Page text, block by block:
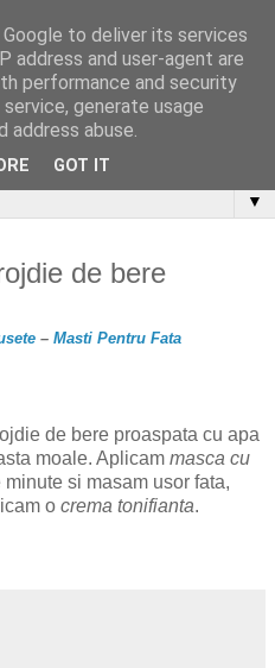
▼
de bere
– Masti Pentru Fata
de bere proaspata cu apa
moale. Aplicam masca cu
si masam usor fata,
o crema tonifianta.
to deliver its services
address and user-agent are
performance and security
generate usage
abuse.
GOT IT